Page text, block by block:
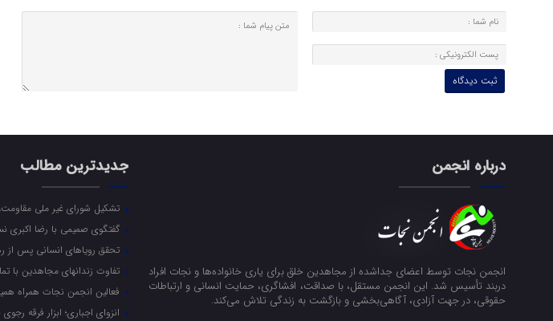
درباره انجمن
انجمن نجات توسط اعضای جداشده از مجاهدین خلق برای یاری خانواده‌ها و نجات افراد
دربند تأسیس شد. این انجمن مستقل، با صداقت، افشاگری، حمایت انسانی و ارتباطات
حقوقی، در جهت آزادی، آگاهی‌بخشی و بازگشت به زندگی تلاش می‌کند.
جدیدترین مطالب
تشکیل شورای غیر ملی
گفتگوی صمیمی با رضا اکبری
تحقق رویاهای انسانی پس از
تفاوت زندانهای مجاهدین با
فعالین انجمن نجات همراه
انزوای اجباری؛ ابزار فرقه